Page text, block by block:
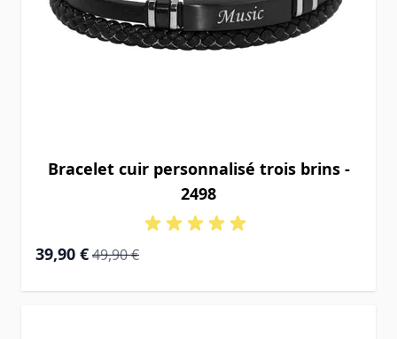
Bracelet cuir personnalisé trois brins -
2498
Prix Spécial
39,90 € Prix normal
49,90 €